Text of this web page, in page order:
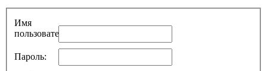
Имя
пользователя:
Пароль: